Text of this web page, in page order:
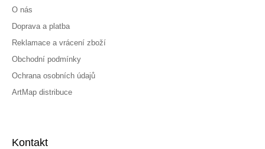
O nás
Doprava a platba
Reklamace a vrácení zboží
Obchodní podmínky
Ochrana osobních údajů
ArtMap distribuce
Kontakt